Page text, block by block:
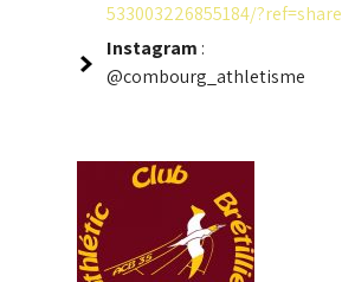
533003226855184/?ref=share
Instagram :
@combourg_athletisme